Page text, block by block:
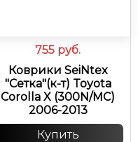
755 руб.
Коврики SeiNtex
"Сетка"(к-т) Toyota
Corolla X (300N/MC)
2006-2013
Купить